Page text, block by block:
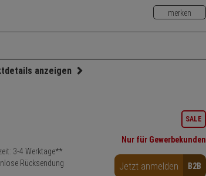
merken
anzeigen
Slot:Ja
8x digital
SALE
Nur für Gewerbekunden
3-4 Werktage**
Rücksendung
Jetzt anmelden B2B